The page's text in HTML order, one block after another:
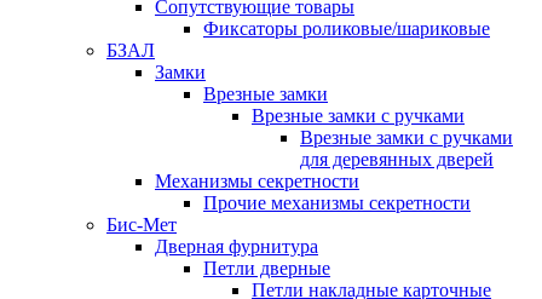
Сопутствующие товары
Фиксаторы роликовые/шариковые
БЗАЛ
Замки
Врезные замки
Врезные замки с ручками
Врезные замки с ручками
для деревянных дверей
Механизмы секретности
Прочие механизмы секретности
Бис-Мет
Дверная фурнитура
Петли дверные
Петли накладные карточные